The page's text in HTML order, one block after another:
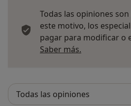
Todas las opiniones
este motivo, los
pagar para modificar o
Saber más.